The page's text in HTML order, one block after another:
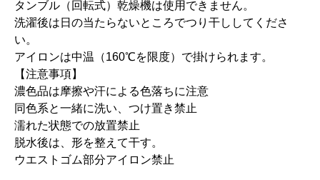
タンブル（回転式）乾燥機は使用できません。
洗濯後は日の当たらないところでつり干ししてくださ
い。
アイロンは中温（160℃を限度）で掛けられます。
【注意事項】
濃色品は摩擦や汗による色落ちに注意
同色系と一緒に洗い、つけ置き禁止
濡れた状態での放置禁止
脱水後は、形を整えて干す。
ウエストゴム部分アイロン禁止